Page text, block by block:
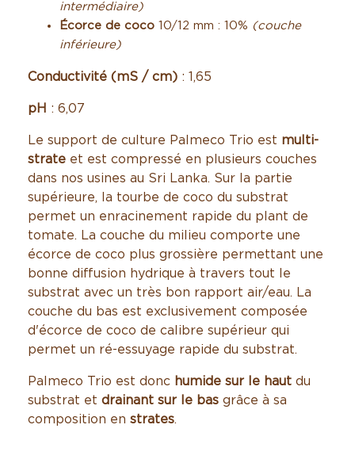
intermédiaire)
Écorce de coco 10/12 mm : 10% (couche
inférieure)
Conductivité (mS / cm) : 1,65
pH : 6,07
Le support de culture Palmeco Trio est multi-
strate et est compressé en plusieurs couches
dans nos usines au Sri Lanka. Sur la partie
supérieure, la tourbe de coco du substrat
permet un enracinement rapide du plant de
tomate. La couche du milieu comporte une
écorce de coco plus grossière permettant une
bonne diffusion hydrique à travers tout le
substrat avec un très bon rapport air/eau. La
couche du bas est exclusivement composée
d'écorce de coco de calibre supérieur qui
permet un ré-essuyage rapide du substrat.
Palmeco Trio est donc humide sur le haut du
substrat et drainant sur le bas grâce à sa
composition en strates.